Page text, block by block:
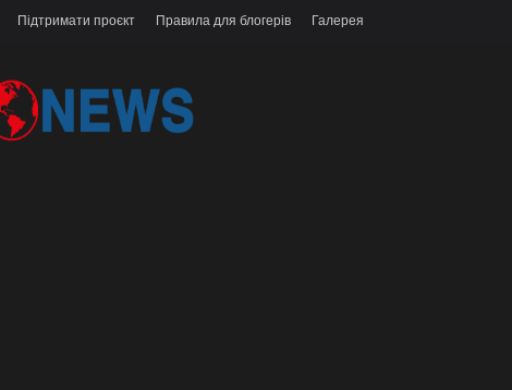
Підтримати проєкт Правила для блогерів Галерея